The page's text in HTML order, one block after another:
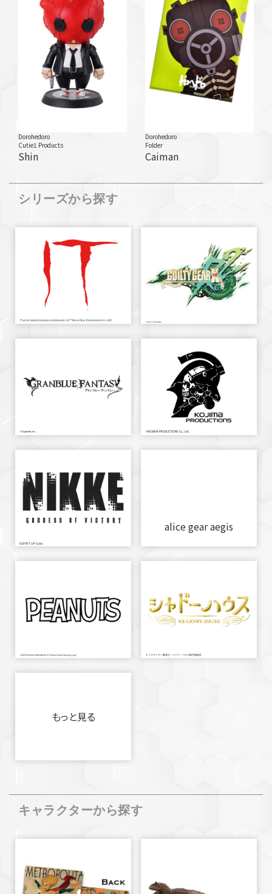
Dorohedoro
Cutie1 Products
Shin
Dorohedoro
Folder
Caiman
シリーズから探す
alice gear aegis
もっと見る
キャラクターから探す